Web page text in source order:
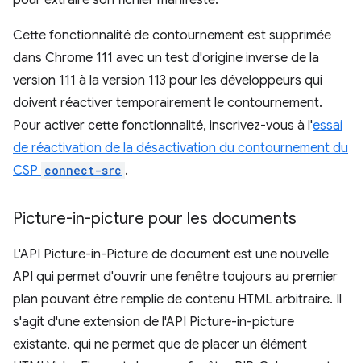
Cette fonctionnalité de contournement est supprimée
dans Chrome 111 avec un test d'origine inverse de la
version 111 à la version 113 pour les développeurs qui
doivent réactiver temporairement le contournement.
Pour activer cette fonctionnalité, inscrivez-vous à l'essai
de réactivation de la désactivation du contournement du
CSP connect-src .
Picture-in-picture pour les documents
L'API Picture-in-Picture de document est une nouvelle
API qui permet d'ouvrir une fenêtre toujours au premier
plan pouvant être remplie de contenu HTML arbitraire. Il
s'agit d'une extension de l'API Picture-in-picture
existante, qui ne permet que de placer un élément